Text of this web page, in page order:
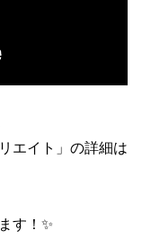
エイト」の詳細は
す！✨